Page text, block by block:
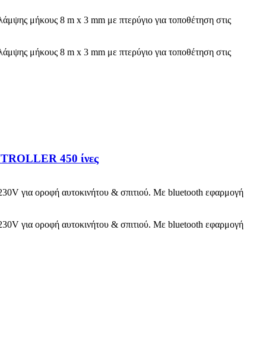
μήκους 8 m x 3 mm με πτερύγιο για τοποθέτηση στις
μήκους 8 m x 3 mm με πτερύγιο για τοποθέτηση στις
450 ίνες
για οροφή αυτοκινήτου & σπιτιού. Με bluetooth εφαρμογή
για οροφή αυτοκινήτου & σπιτιού. Με bluetooth εφαρμογή